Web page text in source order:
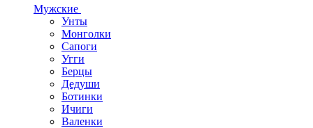
Мужские
Унты
Монголки
Сапоги
Угги
Берцы
Дедуши
Ботинки
Ичиги
Валенки